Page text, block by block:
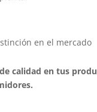
en el mercado
calidad en tus